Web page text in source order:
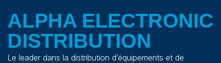
ALPHA ELECTRONIC
DISTRIBUTION
Le leader dans la distribution d’équipements et de